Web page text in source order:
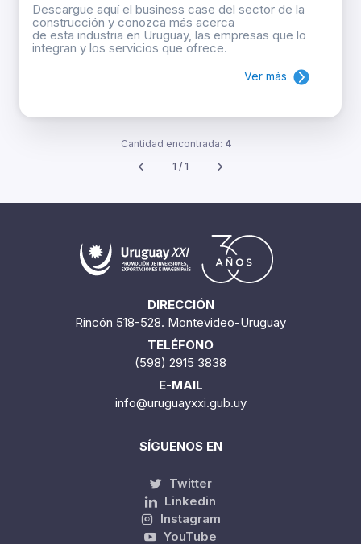
Descargue aquí el business case del sector de la
construcción y conozca más acerca
de esta industria en Uruguay, las empresas que lo
integran y los servicios que ofrece.
Ver más
Cantidad encontrada: 4
1 / 1
DIRECCIÓN
Rincón 518-528. Montevideo-Uruguay
TELÉFONO
(598) 2915 3838
E-MAIL
info@uruguayxxi.gub.uy
SÍGUENOS EN
Twitter
Linkedin
Instagram
YouTube